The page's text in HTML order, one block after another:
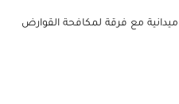
مع فرقة لمكافحة القوارض